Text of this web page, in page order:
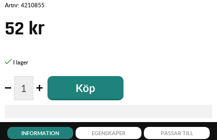
Artnr:4210855
52 kr
Köp
INFORMATION EGENSKAPER PASSAR TILL